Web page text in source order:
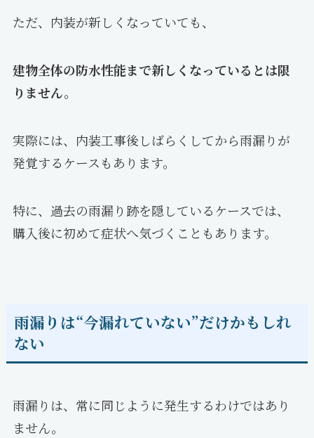
ただ、内装が新しくなっていても、
建物全体の防水性能まで新しくなっているとは限
りません。
実際には、内装工事後しばらくしてから雨漏りが
発覚するケースもあります。
特に、過去の雨漏り跡を隠しているケースでは、
購入後に初めて症状へ気づくこともあります。
雨漏りは“今漏れていない”だけかもしれ
ない
雨漏りは、常に同じように発生するわけではあり
ません。